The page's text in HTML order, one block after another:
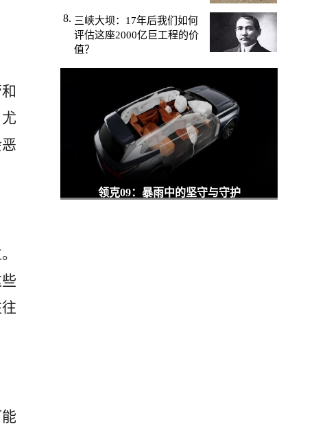
三峡大坝：17年后我们如何
评估这座2000亿巨工程的价
值？
领克09：暴雨中的坚守与守护